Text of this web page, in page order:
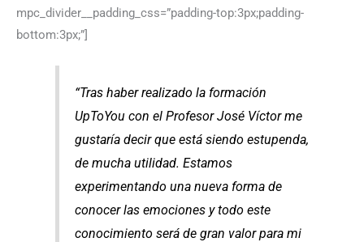
mpc_divider__padding_css=”padding-top:3px;padding-
bottom:3px;”]
“Tras haber realizado la formación
UpToYou con el Profesor José Víctor me
gustaría decir que está siendo estupenda,
de mucha utilidad. Estamos
experimentando una nueva forma de
conocer las emociones y todo este
conocimiento será de gran valor para mi